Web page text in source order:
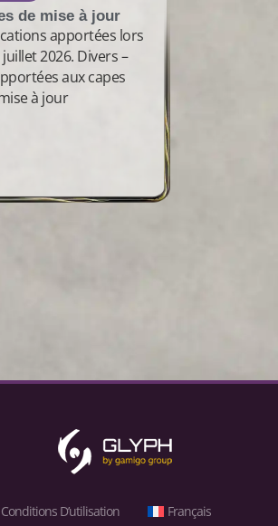
de mise à jour
apportées lors
2026. Divers –
aux capes
à jour
Conditions D’utilisation Français